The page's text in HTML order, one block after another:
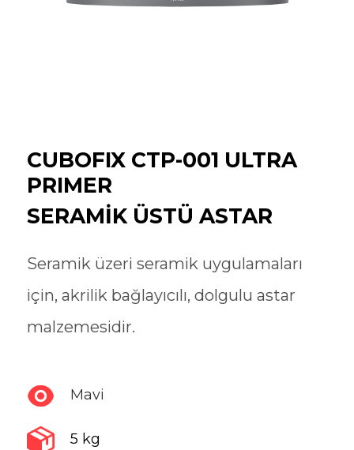
CUBOFIX CTP-001 ULTRA
PRIMER
SERAMİK ÜSTÜ ASTAR
Seramik üzeri seramik uygulamaları
için, akrilik bağlayıcılı, dolgulu astar
malzemesidir.
Mavi
5 kg